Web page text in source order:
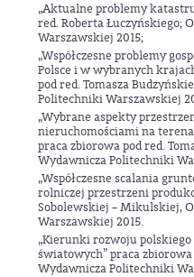
„Aktualne problemy
red. Roberta Łuczyńskiego;
Warszawskiej 2015;
„Współczesne problemy
Polsce i w wybranych
pod red. Tomasza
Politechniki Warszawskiej
„Wybrane aspekty
nieruchomościami na
praca zbiorowa pod red.
Wydawnicza Politechniki
„Współczesne scalania
rolniczej przestrzeni
Sobolewskiej – Mikulskiej,
Warszawskiej 2015.
„Kierunki rozwoju
światowych” praca
Wydawnicza Politechniki